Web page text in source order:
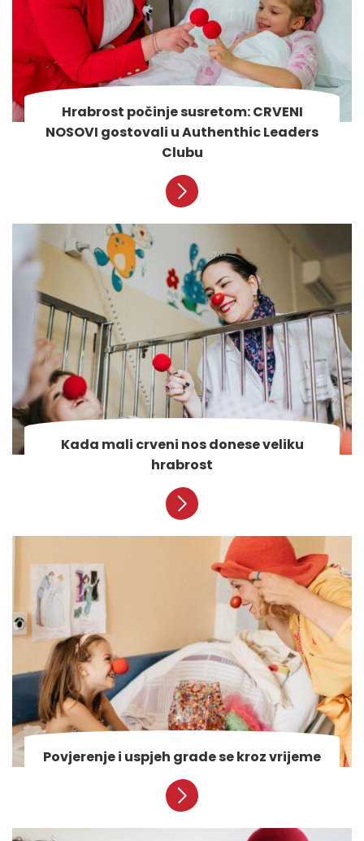
Hrabrost počinje susretom: CRVENI
NOSOVI gostovali u Authenthic Leaders
Clubu
Kada mali crveni nos donese veliku
hrabrost
Povjerenje i uspjeh grade se kroz vrijeme